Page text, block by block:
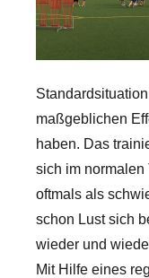
maßgeblichen
haben. Das
sich im
oftmals als
schon Lust sich
wieder und
Mit Hilfe eines